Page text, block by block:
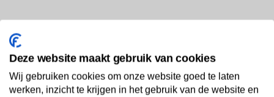
Deze website maakt gebruik van cookies
Wij gebruiken cookies om onze website goed te laten
werken, inzicht te krijgen in het gebruik van de website en